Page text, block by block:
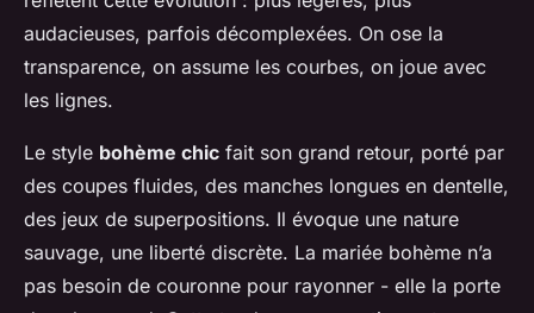
audacieuses, parfois décomplexées. On ose la
transparence, on assume les courbes, on joue avec
les lignes.
Le style bohème chic fait son grand retour, porté par
des coupes fluides, des manches longues en dentelle,
des jeux de superpositions. Il évoque une nature
sauvage, une liberté discrète. La mariée bohème n’a
pas besoin de couronne pour rayonner - elle la porte